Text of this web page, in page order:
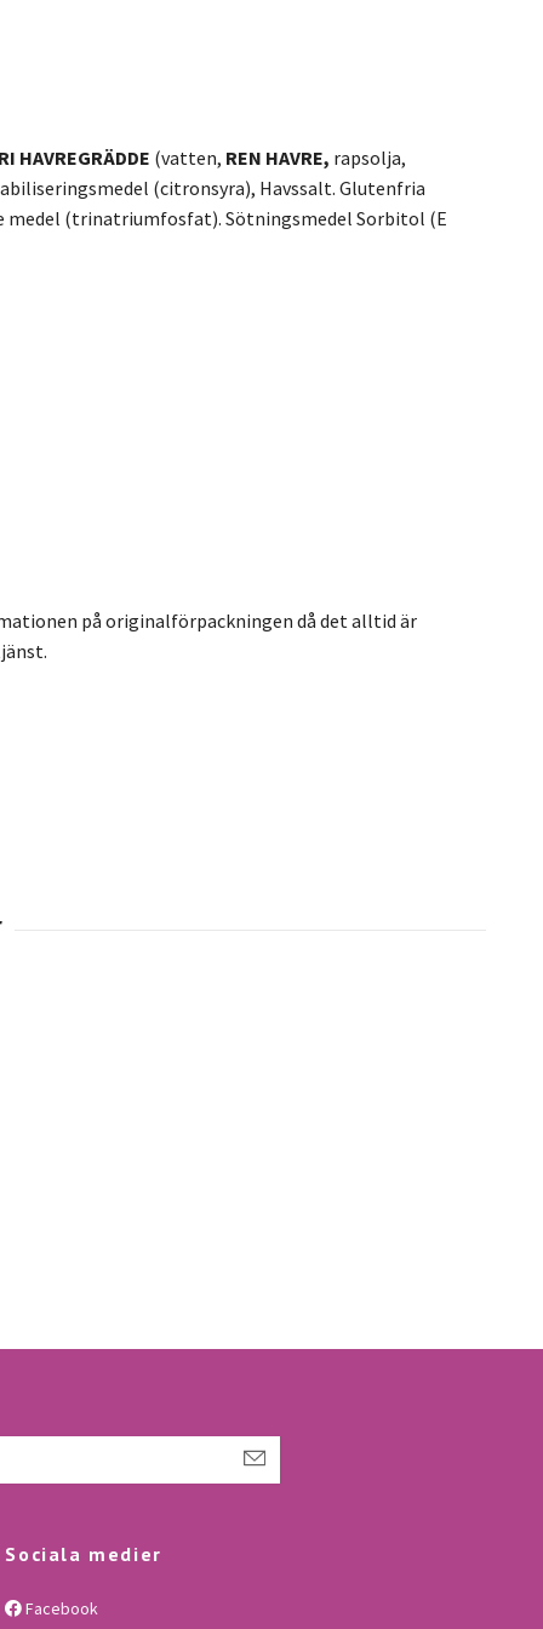
HAVREGRÄDDE (vatten, REN HAVRE, rapsolja,
(citronsyra), Havssalt. Glutenfria
medel (trinatriumfosfat). Sötningsmedel Sorbitol (E
på originalförpackningen då det alltid är
Sociala medier
Facebook